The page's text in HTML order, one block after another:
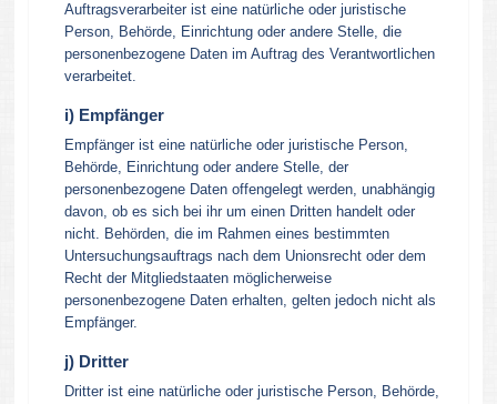
Auftragsverarbeiter ist eine natürliche oder juristische
Person, Behörde, Einrichtung oder andere Stelle, die
personenbezogene Daten im Auftrag des Verantwortlichen
verarbeitet.
i) Empfänger
Empfänger ist eine natürliche oder juristische Person,
Behörde, Einrichtung oder andere Stelle, der
personenbezogene Daten offengelegt werden, unabhängig
davon, ob es sich bei ihr um einen Dritten handelt oder
nicht. Behörden, die im Rahmen eines bestimmten
Untersuchungsauftrags nach dem Unionsrecht oder dem
Recht der Mitgliedstaaten möglicherweise
personenbezogene Daten erhalten, gelten jedoch nicht als
Empfänger.
j) Dritter
Dritter ist eine natürliche oder juristische Person, Behörde,